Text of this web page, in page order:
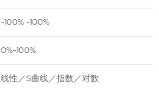
-100% -100%
0%-100%
线性／S曲线／指数／对数